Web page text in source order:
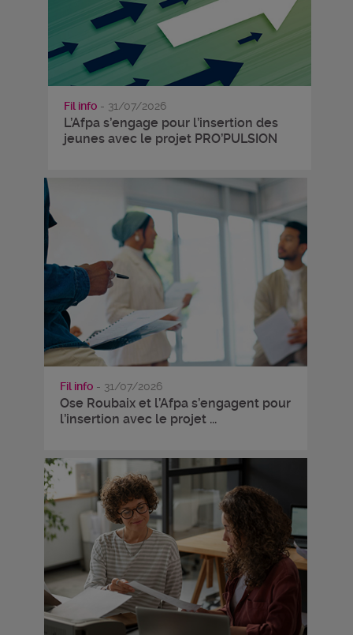
Fil info - 31/07/2026
L’Afpa s’engage pour l’insertion des
jeunes avec le projet PRO’PULSION
Fil info - 31/07/2026
Ose Roubaix et l’Afpa s’engagent pour
l’insertion avec le projet ...